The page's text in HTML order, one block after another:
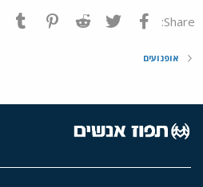
Share: פייסבוק Twitter
Reddit
אופנועים